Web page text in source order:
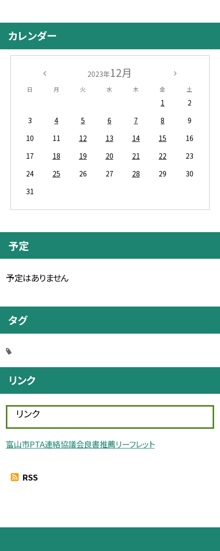
カレンダー
2023年12月
日 月 火 水 木 金 土
1
2
3
4 5 6 7 8
9
10
11 12 13 14 15
16
17
18 19 20 21 22
23
24
25 26 27 28 29
30
31
予定
予定はありません
タグ
リンク
リンク
富山市PTA連絡協議会良書推薦リーフレット
RSS